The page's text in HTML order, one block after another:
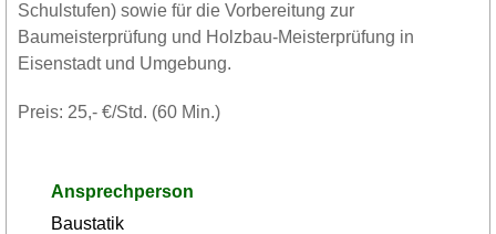
Schulstufen) sowie für die Vorbereitung zur
Baumeisterprüfung und Holzbau-Meisterprüfung in
Eisenstadt und Umgebung.
Preis: 25,- €/Std. (60 Min.)
Ansprechperson
Baustatik